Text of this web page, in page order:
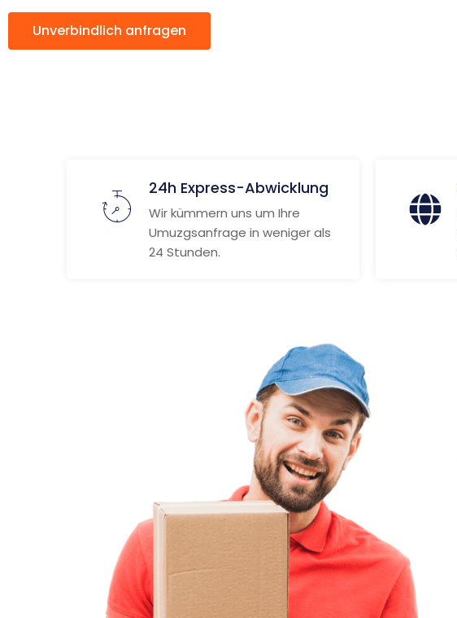
Unverbindlich anfragen
24h Express-Abwicklung
Wir kümmern uns um Ihre
Umuzgsanfrage in weniger als
24 Stunden.